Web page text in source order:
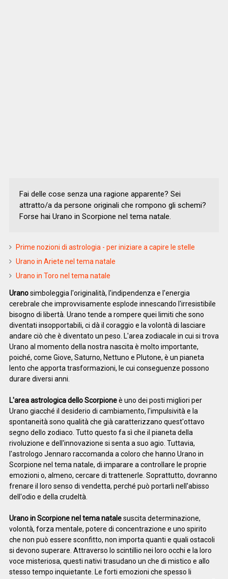
Fai delle cose senza una ragione apparente? Sei
attratto/a da persone originali che rompono gli schemi?
Forse hai Urano in Scorpione nel tema natale.
Prime nozioni di astrologia - per iniziare a capire le stelle
Urano in Ariete nel tema natale
Urano in Toro nel tema natale
Uranosimboleggia l'originalità, l'indipendenza e l'energia
cerebrale che improvvisamente esplode innescando l'irresistibile
bisogno di libertà. Urano tende a rompere quei limiti che sono
diventati insopportabili, ci dà il coraggio e la volontà di lasciare
andare ciò che è diventato un peso. L'area zodiacale in cui si trova
Urano al momento della nostra nascita è molto importante,
poiché, come Giove, Saturno, Nettuno e Plutone, è un pianeta
lento che apporta trasformazioni, le cui conseguenze possono
durare diversi anni.
L'area astrologica dello Scorpioneè uno dei posti migliori per
Urano giacché il desiderio di cambiamento, l'impulsività e la
spontaneità sono qualità che già caratterizzano quest'ottavo
segno dello zodiaco. Tutto questo fa sì che il pianeta della
rivoluzione e dell'innovazione si senta a suo agio. Tuttavia,
l'astrologo Jennaro raccomanda a coloro che hanno Urano in
Scorpione nel tema natale, di imparare a controllare le proprie
emozioni o, almeno, cercare di trattenerle. Soprattutto, dovranno
frenare il loro senso di vendetta, perché può portarli nell'abisso
dell'odio e della crudeltà.
Urano in Scorpione nel tema natalesuscita determinazione,
volontà, forza mentale, potere di concentrazione e uno spirito
che non può essere sconfitto, non importa quanti e quali ostacoli
si devono superare. Attraverso lo scintillio nei loro occhi e la loro
voce misteriosa, questi nativi trasudano un che di mistico e allo
stesso tempo inquietante. Le forti emozioni che spesso li